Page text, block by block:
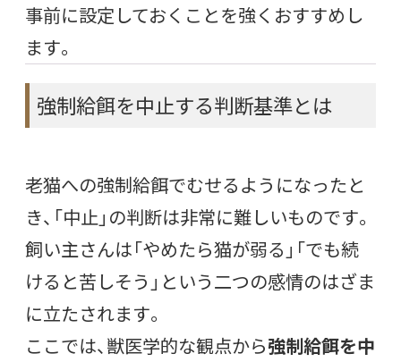
事前に設定しておくことを強くおすすめし
ます。
強制給餌を中止する判断基準とは
老猫への強制給餌でむせるようになったと
き、「中止」の判断は非常に難しいものです。
飼い主さんは「やめたら猫が弱る」「でも続
けると苦しそう」という二つの感情のはざま
に立たされます。
ここでは、獣医学的な観点から強制給餌を中